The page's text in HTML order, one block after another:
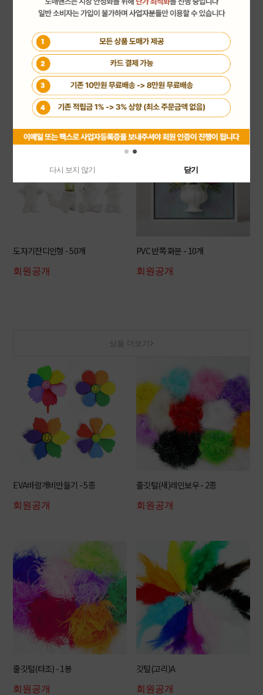
칼라모스종합(36색상) - 1세트
회원공개
잔디인형세트 - 20세트
회원공개
도자기잔디인형 - 50개
회원공개
PVC 반쪽 화분 - 10개
회원공개
상품 더보기
EVA바람개비만들기 - 5종
회원공개
줄깃털(새)레인보우 - 2종
회원공개
줄깃털(타조) - 1봉
회원공개
깃털(고리)A
회원공개
다시 보지 않기 닫기